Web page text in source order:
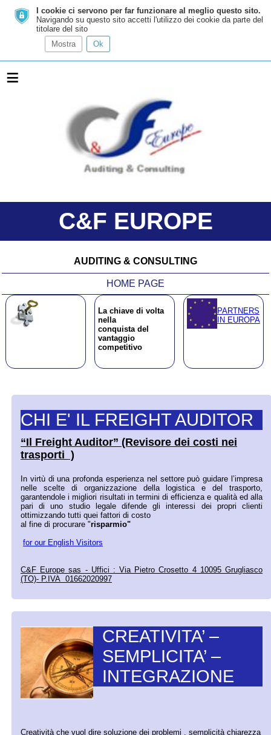
I cookie ci servono per far funzionare al meglio questo sito.
Navigando su questo sito accetti l'utilizzo dei cookie da parte del
titolare del sito
Mostra
Ok
≡
C&F EUROPE
AUDITING & CONSULTING
HOME PAGE
La chiave di volta
nella
conquista del
vantaggio
competitivo
PARTNERS
IN EUROPA
CHI E' IL FREIGHT AUDITOR
“Il Freight Auditor” (Revisore dei costi nei
trasporti )
In virtù di una profonda esperienza nel settore può guidare l’impresa
nelle scelte di organizzazione della logistica e del trasporto,
garantendole i migliori risultati in termini di efficienza e qualità ed alla
pari di uno studio legale difende gli interessi dei propri clienti
ottimizzando tutti quei fattori di costo
al fine di procurare "risparmio"
for our English Visitors
C&F Europe sas - Uffici : Via Pietro Crosetto 4 10095 Grugliasco
(TO)- P.IVA 01662020997
CREATIVITA’ –
SEMPLICITA’ –
INTEGRAZIONE
Creatività che vuol dire soluzione dei problemi , semplicità chiarezza